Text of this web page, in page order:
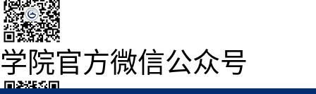
学院官方微信公众号